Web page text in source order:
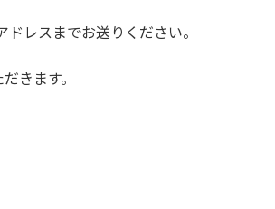
レスまでお送りください。
きます。